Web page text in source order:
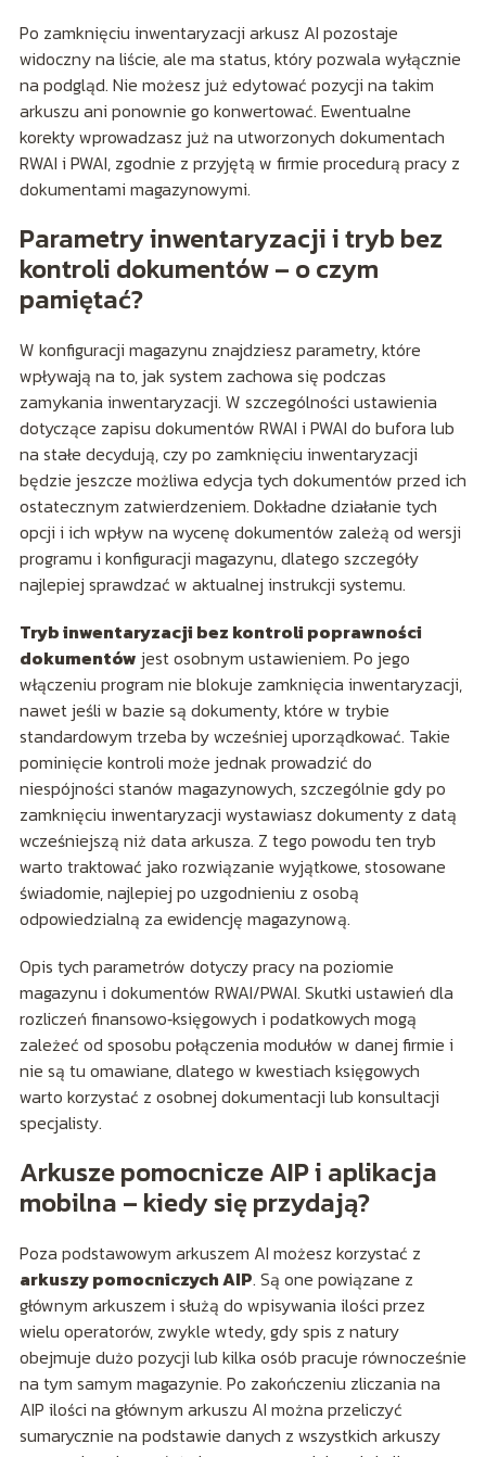
Po zamknięciu inwentaryzacji arkusz AI pozostaje
widoczny na liście, ale ma status, który pozwala wyłącznie
na podgląd. Nie możesz już edytować pozycji na takim
arkuszu ani ponownie go konwertować. Ewentualne
korekty wprowadzasz już na utworzonych dokumentach
RWAI i PWAI, zgodnie z przyjętą w firmie procedurą pracy z
dokumentami magazynowymi.
Parametry inwentaryzacji i tryb bez
kontroli dokumentów – o czym
pamiętać?
W konfiguracji magazynu znajdziesz parametry, które
wpływają na to, jak system zachowa się podczas
zamykania inwentaryzacji. W szczególności ustawienia
dotyczące zapisu dokumentów RWAI i PWAI do bufora lub
na stałe decydują, czy po zamknięciu inwentaryzacji
będzie jeszcze możliwa edycja tych dokumentów przed ich
ostatecznym zatwierdzeniem. Dokładne działanie tych
opcji i ich wpływ na wycenę dokumentów zależą od wersji
programu i konfiguracji magazynu, dlatego szczegóły
najlepiej sprawdzać w aktualnej instrukcji systemu.
Tryb inwentaryzacji bez kontroli poprawności
dokumentów jest osobnym ustawieniem. Po jego
włączeniu program nie blokuje zamknięcia inwentaryzacji,
nawet jeśli w bazie są dokumenty, które w trybie
standardowym trzeba by wcześniej uporządkować. Takie
pominięcie kontroli może jednak prowadzić do
niespójności stanów magazynowych, szczególnie gdy po
zamknięciu inwentaryzacji wystawiasz dokumenty z datą
wcześniejszą niż data arkusza. Z tego powodu ten tryb
warto traktować jako rozwiązanie wyjątkowe, stosowane
świadomie, najlepiej po uzgodnieniu z osobą
odpowiedzialną za ewidencję magazynową.
Opis tych parametrów dotyczy pracy na poziomie
magazynu i dokumentów RWAI/PWAI. Skutki ustawień dla
rozliczeń finansowo‑księgowych i podatkowych mogą
zależeć od sposobu połączenia modułów w danej firmie i
nie są tu omawiane, dlatego w kwestiach księgowych
warto korzystać z osobnej dokumentacji lub konsultacji
specjalisty.
Arkusze pomocnicze AIP i aplikacja
mobilna – kiedy się przydają?
Poza podstawowym arkuszem AI możesz korzystać z
arkuszy pomocniczych AIP. Są one powiązane z
głównym arkuszem i służą do wpisywania ilości przez
wielu operatorów, zwykle wtedy, gdy spis z natury
obejmuje dużo pozycji lub kilka osób pracuje równocześnie
na tym samym magazynie. Po zakończeniu zliczania na
AIP ilości na głównym arkuszu AI można przeliczyć
sumarycznie na podstawie danych z wszystkich arkuszy